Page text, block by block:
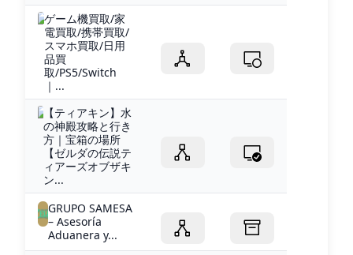
ゲーム機買取/家
電買取/携帯買取/
スマホ買取/日用
品買
取/PS5/Switch
｜...
【ティアキン】水
の神殿攻略と行き
方｜宝箱の場所
【ゼルダの伝説テ
ィアーズオブザキ
ン...
GRUPO SAMESA
– Asesoría
Aduanera y...